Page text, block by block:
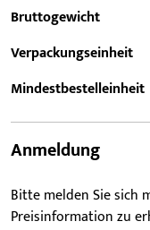
Bruttogewicht
Verpackungseinheit
Mindestbestelleinheit
Anmeldung
Bitte melden Sie sich
Preisinformation zu